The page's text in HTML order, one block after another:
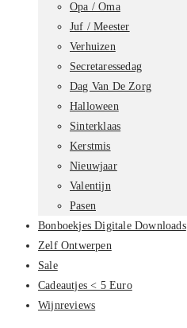
Opa / Oma
Juf / Meester
Verhuizen
Secretaressedag
Dag Van De Zorg
Halloween
Sinterklaas
Kerstmis
Nieuwjaar
Valentijn
Pasen
Bonboekjes Digitale Downloads
Zelf Ontwerpen
Sale
Cadeautjes < 5 Euro
Wijnreviews